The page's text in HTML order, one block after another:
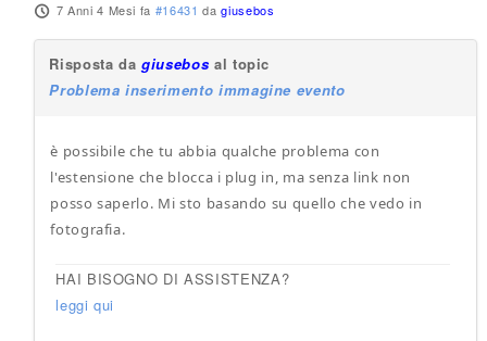
7 Anni 4 Mesi fa #16431 dagiusebos
Risposta dagiusebos al topic
Problema inserimento immagine evento
è possibile che tu abbia qualche problema con
l'estensione che blocca i plug in, ma senza link non
posso saperlo. Mi sto basando su quello che vedo in
fotografia.
HAI BISOGNO DI ASSISTENZA?
leggi qui